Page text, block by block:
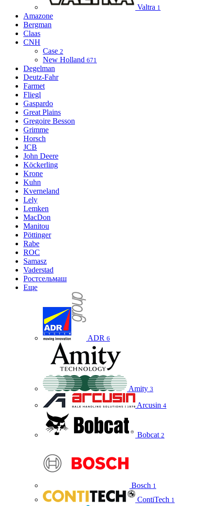
Valtra 1
Amazone
Bergman
Claas
CNH
Case 2
New Holland 671
Degelman
Deutz-Fahr
Farmet
Fliegl
Gaspardo
Great Plains
Gregoire Besson
Grimme
Horsch
JCB
John Deere
Köckerling
Krone
Kuhn
Kverneland
Lely
Lemken
MacDon
Manitou
Pöttinger
Rabe
ROC
Samasz
Vaderstad
Ростсельмаш
Еще
ADR 6
Amity 3
Arcusin 4
Bobcat 2
Bosch 1
ContiTech 1